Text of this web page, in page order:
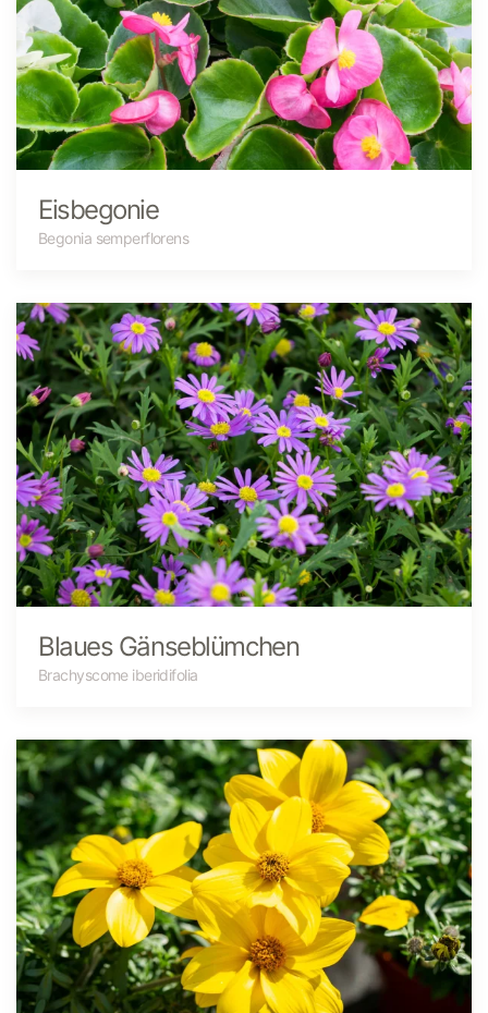
Eisbegonie
Begonia semperflorens
Blaues Gänseblümchen
Brachyscome iberidifolia